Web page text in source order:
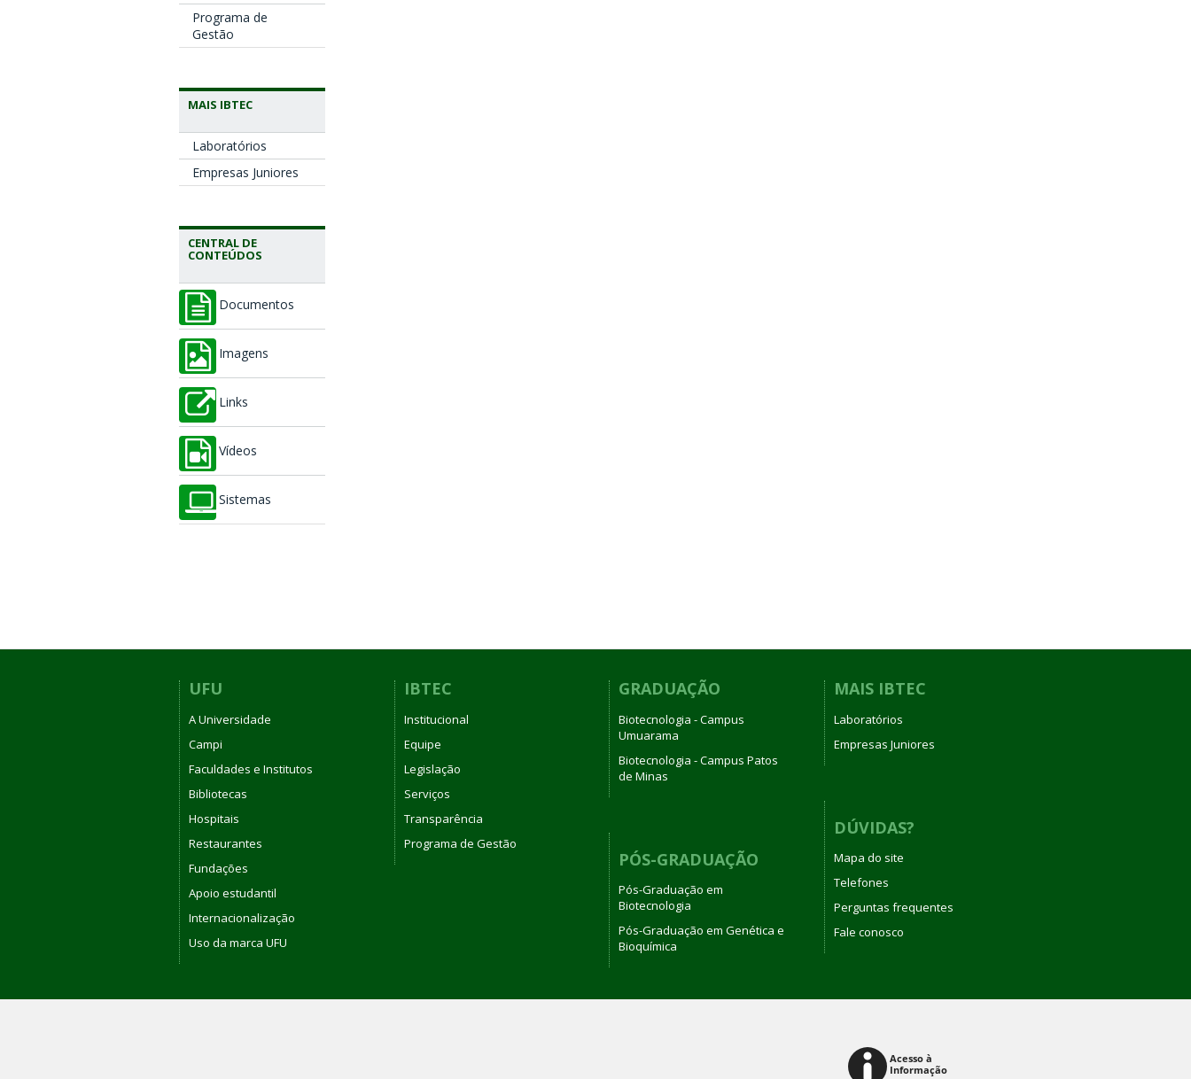
Programa de
Gestão
MAIS IBTEC
Laboratórios
Empresas Juniores
CENTRAL DE
CONTEÚDOS
Documentos
Imagens
Links
Vídeos
Sistemas
UFU
A Universidade
Campi
Faculdades e Institutos
Bibliotecas
Hospitais
Restaurantes
Fundações
Apoio estudantil
Internacionalização
Uso da marca UFU
IBTEC
Institucional
Equipe
Legislação
Serviços
Transparência
Programa de Gestão
GRADUAÇÃO
Biotecnologia - Campus
Umuarama
Biotecnologia - Campus Patos
de Minas
PÓS-GRADUAÇÃO
Pós-Graduação em
Biotecnologia
Pós-Graduação em Genética e
Bioquímica
MAIS IBTEC
Laboratórios
Empresas Juniores
DÚVIDAS?
Mapa do site
Telefones
Perguntas frequentes
Fale conosco